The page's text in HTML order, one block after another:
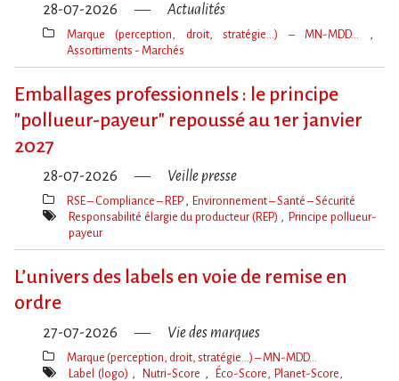
28-07-2026 Actualités
Thèmes(s)
Marque (perception, droit, stratégie…) – MN-MDD…
Assortiments - Marchés
Emballages professionnels : le principe
"pollueur-payeur" repoussé au 1er janvier
2027
28-07-2026 Veille presse
Thèmes(s)
RSE – Compliance – REP Environnement – Santé – Sécurité
Mot(s)-
Responsabilité élargie du producteur (REP)
Principe pollueur-
payeur
L’univers des labels en voie de remise en
ordre
27-07-2026 Vie des marques
Thèmes(s)
Marque (perception, droit, stratégie…) – MN-MDD…
Label (logo) Nutri-Score
Éco-Score, Planet-Score,